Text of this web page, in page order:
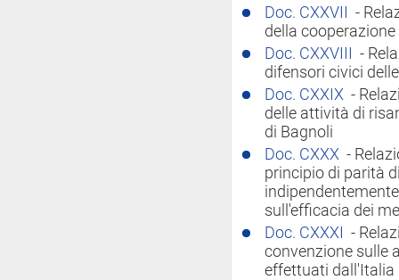
Doc. CXXVII
-
della cooperazione
Doc. CXXVIII
-
difensori civici
Doc. CXXIX -
delle attività di
di Bagnoli
Doc. CXXX -
principio di parità
sull'efficacia dei
Doc. CXXXI
-
convenzione sulle
effettuati dall'Italia